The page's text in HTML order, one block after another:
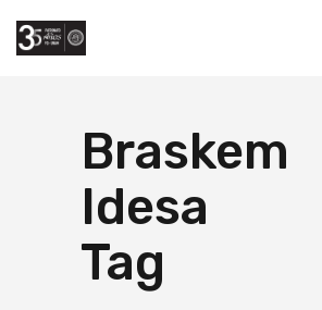
Braskem
Idesa
Tag